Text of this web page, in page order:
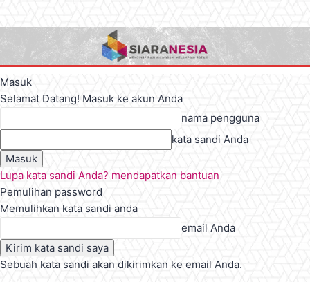
Masuk
Selamat Datang! Masuk ke akun Anda
nama pengguna
kata sandi Anda
Lupa kata sandi Anda? mendapatkan bantuan
Pemulihan password
Memulihkan kata sandi anda
email Anda
Sebuah kata sandi akan dikirimkan ke email Anda.